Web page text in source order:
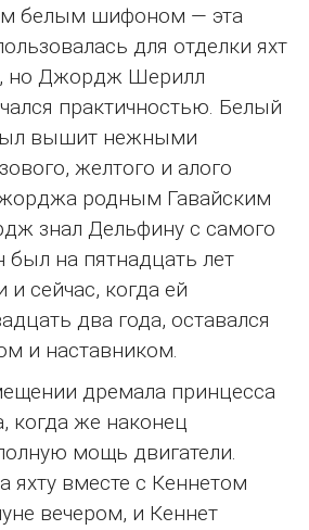
белым шифоном — эта
для отделки яхт
но Джордж Шерилл
практичностью. Белый
вышит нежными
желтого и алого
родным Гавайским
знал Дельфину с самого
на пятнадцать лет
сейчас, когда ей
два года, оставался
и наставником.
дремала принцесса
когда же наконец
мощь двигатели.
яхту вместе с Кеннетом
вечером, и Кеннет